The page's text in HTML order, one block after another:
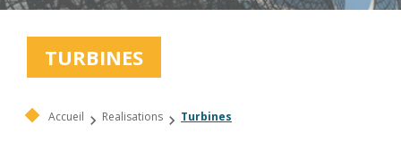
TURBINES
Accueil Realisations Turbines